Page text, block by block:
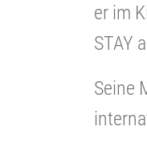
er im
STAY
Seine